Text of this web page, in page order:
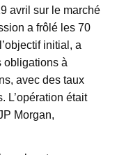
avril sur le marché
a frôlé les 70
initial, a
obligations à
avec des taux
L’opération était
Morgan,